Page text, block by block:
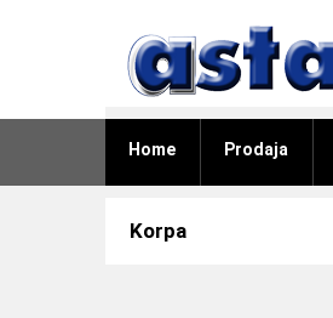
Home Prodaja
Korpa